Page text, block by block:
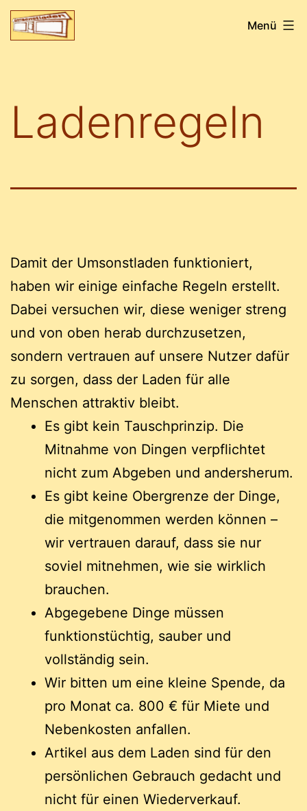
Zum
Inhalt
Umsonstladen
Menü
Ladenregeln
Damit der Umsonstladen funktioniert,
haben wir einige einfache Regeln erstellt.
Dabei versuchen wir, diese weniger streng
und von oben herab durchzusetzen,
sondern vertrauen auf unsere Nutzer dafür
zu sorgen, dass der Laden für alle
Menschen attraktiv bleibt.
Es gibt kein Tauschprinzip. Die
Mitnahme von Dingen verpflichtet
nicht zum Abgeben und andersherum.
Es gibt keine Obergrenze der Dinge,
die mitgenommen werden können –
wir vertrauen darauf, dass sie nur
soviel mitnehmen, wie sie wirklich
brauchen.
Abgegebene Dinge müssen
funktionstüchtig, sauber und
vollständig sein.
Wir bitten um eine kleine Spende, da
pro Monat ca. 800 € für Miete und
Nebenkosten anfallen.
Artikel aus dem Laden sind für den
persönlichen Gebrauch gedacht und
nicht für einen Wiederverkauf.